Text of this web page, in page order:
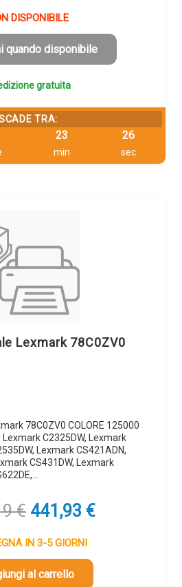
originale
era:
352,43 €.
è:
334,81 €.
DISPONIBILE
quando disponibile
gratuita
TRA:
23
min
25
sec
Lexmark 78C0ZV0
78C0ZV0 COLORE 125000
C2325DW, Lexmark
Lexmark CS421ADN,
CS431DW, Lexmark
€ Il
prezzo
originale
era:
465,19 €.
441,93 €Il
IN 3-5 GIORNI
al carrello